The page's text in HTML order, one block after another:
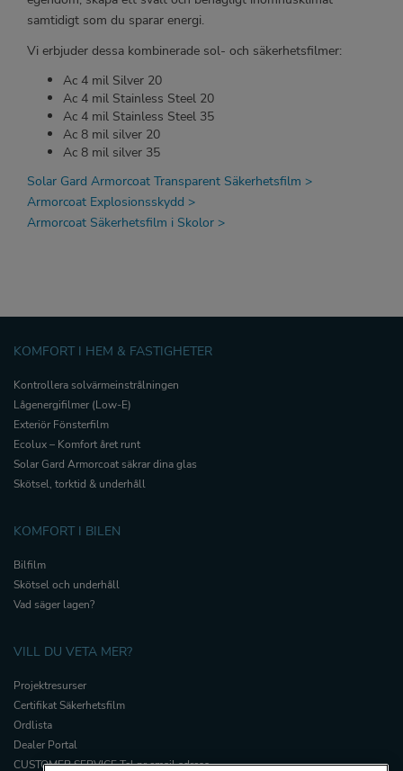
samtidigt som du sparar energi.
Vi erbjuder dessa kombinerade sol- och säkerhetsfilmer:
Ac 4 mil Silver 20
Ac 4 mil Stainless Steel 20
Ac 4 mil Stainless Steel 35
Ac 8 mil silver 20
Ac 8 mil silver 35
Solar Gard Armorcoat Transparent Säkerhetsfilm >
Armorcoat Explosionsskydd >
Armorcoat Säkerhetsfilm i Skolor >
KOMFORT I HEM & FASTIGHETER
Kontrollera solvärmeinstrålningen
Lågenergifilmer (Low-E)
Exteriör Fönsterfilm
Ecolux – Komfort året runt
Solar Gard Armorcoat säkrar dina glas
Skötsel, torktid & underhåll
KOMFORT I BILEN
Bilfilm
Skötsel och underhåll
Vad säger lagen?
VILL DU VETA MER?
Projektresurser
Certifikat Säkerhetsfilm
Ordlista
Dealer Portal
CUSTOMER SERVICE Tel nr email adress